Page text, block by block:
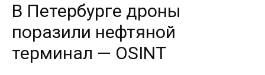
В Петербурге дроны
поразили нефтяной
терминал — OSINT